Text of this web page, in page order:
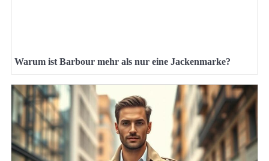
Warum ist Barbour mehr als nur eine Jackenmarke?